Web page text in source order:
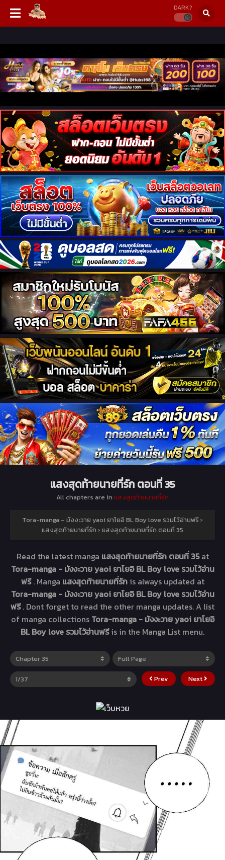
DARK?
แสงสุดท้ายนายที่รัก ตอนที่ 35
All chapters are in แสงสุดท้ายนายที่รัก
Tora-manga – มังงะวาย yaoi ยาโยอิ BL Boy love รวมไว้อ่านฟรี ›
แสงสุดท้ายนายที่รัก › แสงสุดท้ายนายที่รัก ตอนที่ 35
Read the latest manga แสงสุดท้ายนายที่รัก ตอนที่ 35at
Tora-manga - มังงะวาย yaoi ยาโยอิ BL Boy love รวมไว้อ่าน
ฟรี. Manga แสงสุดท้ายนายที่รัก is always updated at
Tora-manga - มังงะวาย yaoi ยาโยอิ BL Boy love รวมไว้อ่าน
ฟรี. Dont forget to read the other manga updates. A list
of manga collections Tora-manga - มังงะวาย yaoi ยาโยอิ
BL Boy love รวมไว้อ่านฟรีis in the Manga List menu.
Prev Next